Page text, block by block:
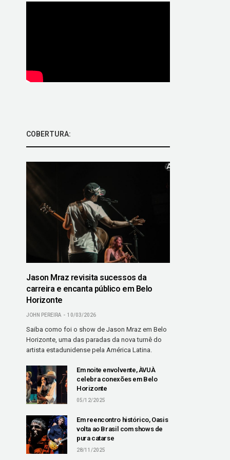
COBERTURA:
Jason Mraz revisita sucessos da
carreira e encanta público em Belo
Horizonte
JOHN PEREIRA 10/03/2026
Saiba como foi o show de Jason Mraz em Belo
Horizonte, uma das paradas da nova turnê do
artista estadunidense pela América Latina.
Em noite envolvente, ÀVUÀ
celebra conexões em Belo
Horizonte
05/12/2025
Em reencontro histórico, Oasis
volta ao Brasil com shows de
pura catarse
28/11/2025